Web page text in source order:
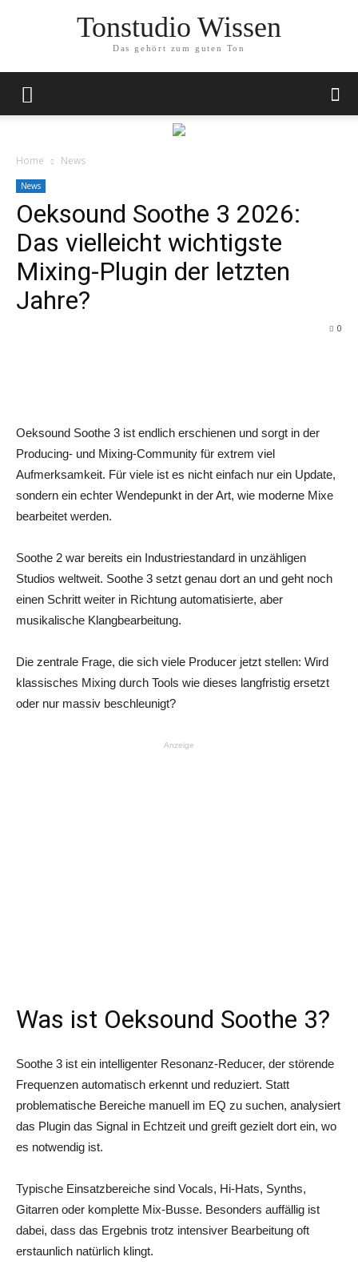
Tonstudio Wissen
Das gehört zum guten Ton
Home News
News
Oeksound Soothe 3 2026:
Das vielleicht wichtigste
Mixing-Plugin der letzten
Jahre?
0
Oeksound Soothe 3 ist endlich erschienen und sorgt in der
Producing- und Mixing-Community für extrem viel
Aufmerksamkeit. Für viele ist es nicht einfach nur ein Update,
sondern ein echter Wendepunkt in der Art, wie moderne Mixe
bearbeitet werden.
Soothe 2 war bereits ein Industriestandard in unzähligen
Studios weltweit. Soothe 3 setzt genau dort an und geht noch
einen Schritt weiter in Richtung automatisierte, aber
musikalische Klangbearbeitung.
Die zentrale Frage, die sich viele Producer jetzt stellen: Wird
klassisches Mixing durch Tools wie dieses langfristig ersetzt
oder nur massiv beschleunigt?
Anzeige
Was ist Oeksound Soothe 3?
Soothe 3 ist ein intelligenter Resonanz-Reducer, der störende
Frequenzen automatisch erkennt und reduziert. Statt
problematische Bereiche manuell im EQ zu suchen, analysiert
das Plugin das Signal in Echtzeit und greift gezielt dort ein, wo
es notwendig ist.
Typische Einsatzbereiche sind Vocals, Hi-Hats, Synths,
Gitarren oder komplette Mix-Busse. Besonders auffällig ist
dabei, dass das Ergebnis trotz intensiver Bearbeitung oft
erstaunlich natürlich klingt.